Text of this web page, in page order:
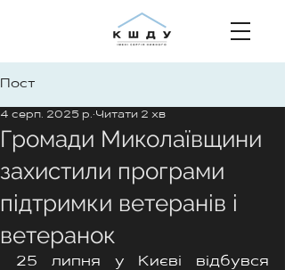
Пост
Громади Миколаївщини
захистили програми
підтримки ветеранів і
ветеранок
4 серп. 2025 р. Читати 2 хв
25 липня у Києві відбувся